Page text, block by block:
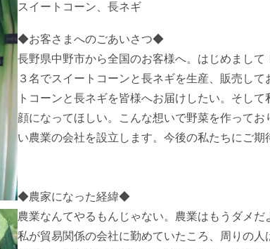
スイートコーン、長ネギ
◆お客さまへのごあいさつ◆
長野県中野市から全国のお客様へ。はじめまし
３名でスイートコーンと長ネギを生産、販売し
トコーンと長ネギを皆様へお届けしたい。そし
顔になってほしい。こんな想いで野菜を作って
い農業の会社を設立します。今後の私たちにご期
◆農家になった経緯◆
農業なんてやるもんじゃない。農業はもうダメだ
私が貿易関係の会社に勤めていたころ、周りの